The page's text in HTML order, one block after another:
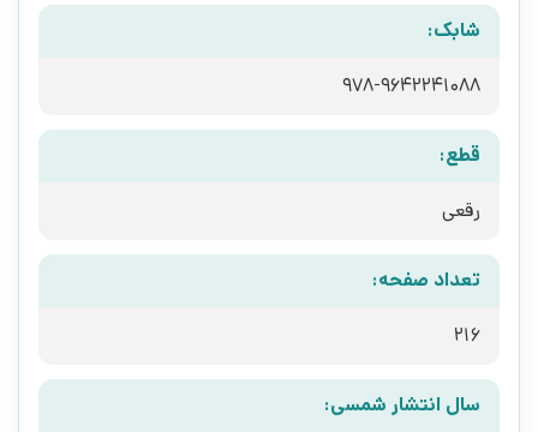
شابک:
978-9642241088
قطع:
رقعی
تعداد صفحه:
216
سال انتشار شمسی: